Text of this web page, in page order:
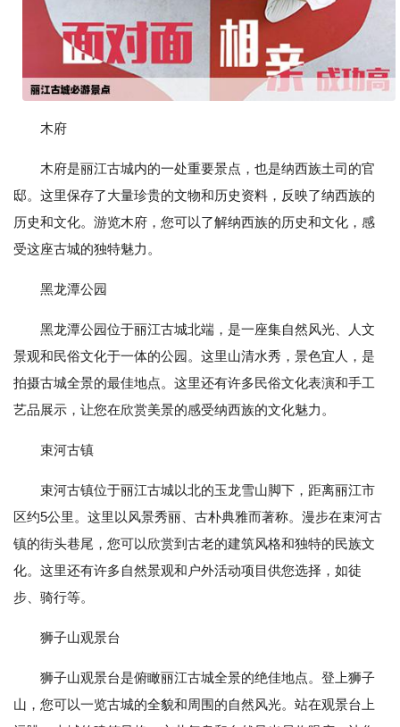
木府
木府是丽江古城内的一处重要景点，也是纳西族土司的官
邸。这里保存了大量珍贵的文物和历史资料，反映了纳西族的
历史和文化。游览木府，您可以了解纳西族的历史和文化，感
受这座古城的独特魅力。
黑龙潭公园
黑龙潭公园位于丽江古城北端，是一座集自然风光、人文
景观和民俗文化于一体的公园。这里山清水秀，景色宜人，是
拍摄古城全景的最佳地点。这里还有许多民俗文化表演和手工
艺品展示，让您在欣赏美景的感受纳西族的文化魅力。
束河古镇
束河古镇位于丽江古城以北的玉龙雪山脚下，距离丽江市
区约5公里。这里以风景秀丽、古朴典雅而著称。漫步在束河古
镇的街头巷尾，您可以欣赏到古老的建筑风格和独特的民族文
化。这里还有许多自然景观和户外活动项目供您选择，如徒
步、骑行等。
狮子山观景台
狮子山观景台是俯瞰丽江古城全景的绝佳地点。登上狮子
山，您可以一览古城的全貌和周围的自然风光。站在观景台上